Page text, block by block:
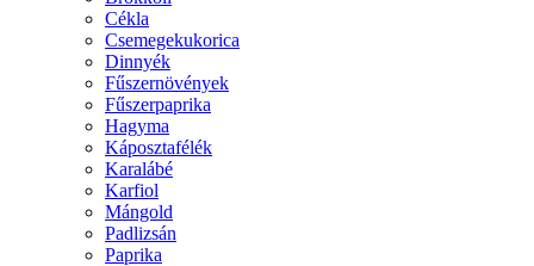
Cékla
Csemegekukorica
Dinnyék
Fűszernövények
Fűszerpaprika
Hagyma
Káposztafélék
Karalábé
Karfiol
Mángold
Padlizsán
Paprika